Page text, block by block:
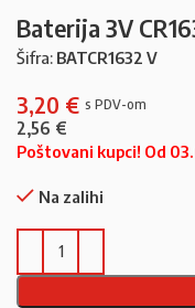
Baterija 3V
Šifra: BATCR1632 V
3,20 €
2,56 €
Poštovani kupci! Od
Na zalihi